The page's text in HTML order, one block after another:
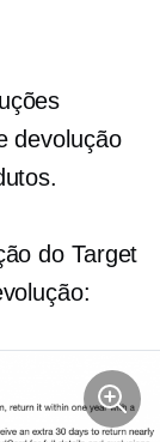
devolução
do Target